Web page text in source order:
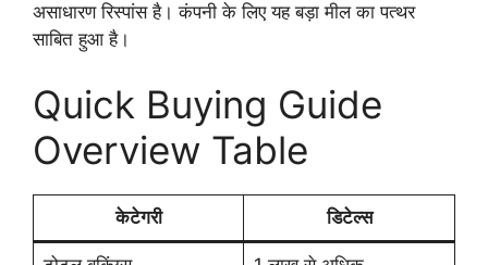
असाधारण रिस्पांस है। कंपनी के लिए यह बड़ा मील का पत्थर
साबित हुआ है।
Quick Buying Guide
Overview Table
केटेगरी डिटेल्स